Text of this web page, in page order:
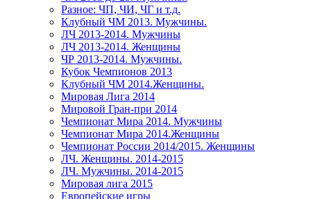
Разное: ЧП, ЧИ, ЧГ и т.д.
Клубный ЧМ 2013. Мужчины.
ЛЧ 2013-2014. Мужчины
ЛЧ 2013-2014. Женщины
ЧР 2013-2014. Мужчины.
Кубок Чемпионов 2013
Клубный ЧМ 2014.Женщины.
Мировая Лига 2014
Мировой Гран-при 2014
Чемпионат Мира 2014. Мужчины
Чемпионат Мира 2014.Женщины
Чемпионат России 2014/2015. Женщины
ЛЧ. Женщины. 2014-2015
ЛЧ. Мужчины. 2014-2015
Мировая лига 2015
Европейские игры